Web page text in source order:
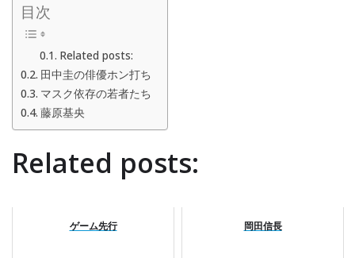
目次
Related posts:
田中圭の俳優ホン打ち
マスク依存の若者たち
藤原基央
Related posts:
ゲーム先行 岡田信長